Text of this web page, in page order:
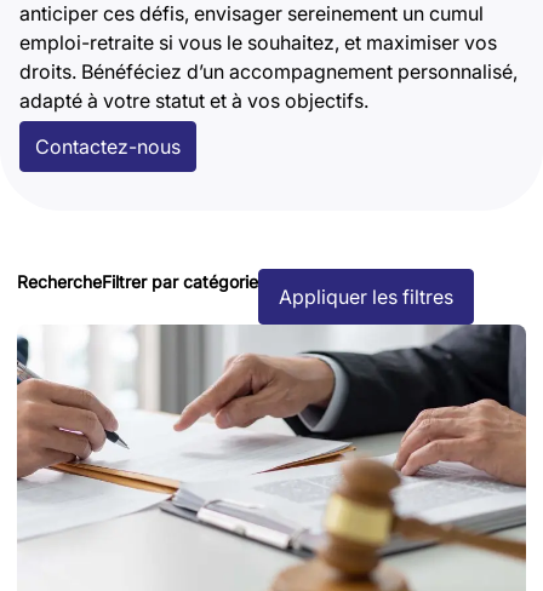
anticiper ces défis, envisager sereinement un cumul
emploi-retraite si vous le souhaitez, et maximiser vos
droits. Bénéféciez d’un accompagnement personnalisé,
adapté à votre statut et à vos objectifs.
Contactez-nous
RechercheFiltrer par catégorie
Appliquer les filtres